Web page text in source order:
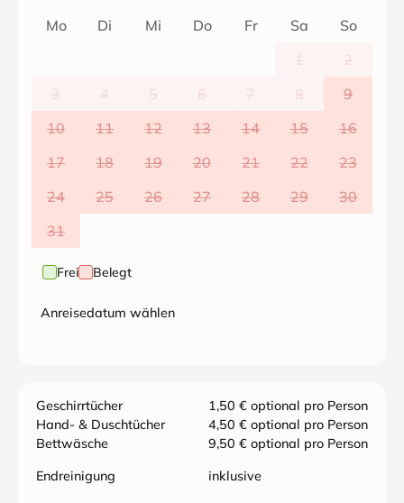
Mo Di Mi Do Fr Sa
So
1
2
3
4 5 6 7 8
9
10
11 12 13 14 15
16
17
18 19 20 21 22
23
24
25 26 27 28 29
30
31
Frei Belegt
Anreisedatum wählen
Geschirrtücher
1,50 € optional pro Person
Hand- & Duschtücher
4,50 € optional pro Person
Bettwäsche
9,50 € optional pro Person
Endreinigung
inklusive